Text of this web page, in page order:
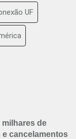
UF
de
cancelamentos